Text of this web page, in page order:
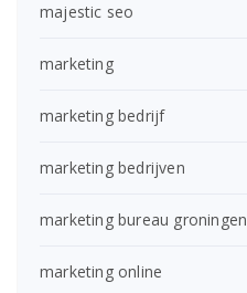
majestic seo
marketing
marketing bedrijf
marketing bedrijven
marketing bureau groningen
marketing online